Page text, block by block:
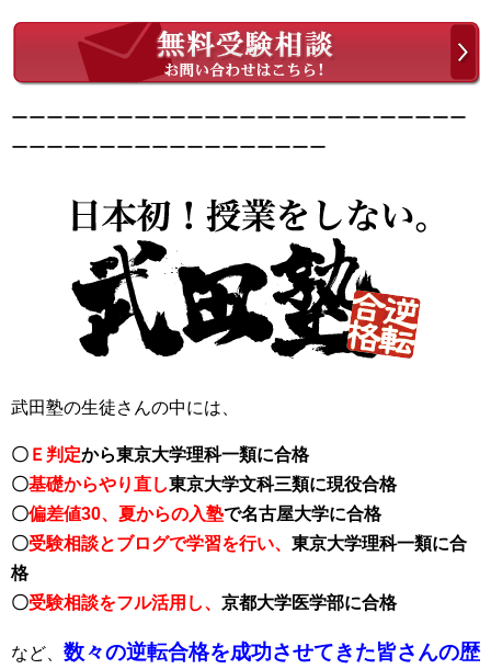
ーーーーーーーーーーーーーーーーーーーーーーーーーー
ーーーーーーーーーーーーーーーーーー
武田塾の生徒さんの中には、
〇 Ｅ判定から東京大学理科一類に合格
〇基礎からやり直し東京大学文科三類に現役合格
〇偏差値30、夏からの入塾で名古屋大学に合格
〇受験相談とブログで学習を行い、 東京大学理科一類に合
格
〇受験相談をフル活用し、 京都大学医学部に合格
など、 数々の逆転合格を成功させてきた皆さんの歴